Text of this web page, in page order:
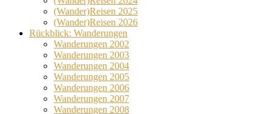
(Wander)Reisen 2025
(Wander)Reisen 2026
Rückblick: Wanderungen
Wanderungen 2002
Wanderungen 2003
Wanderungen 2004
Wanderungen 2005
Wanderungen 2006
Wanderungen 2007
Wanderungen 2008